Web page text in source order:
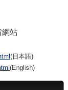
網站
(日本語)
(English)